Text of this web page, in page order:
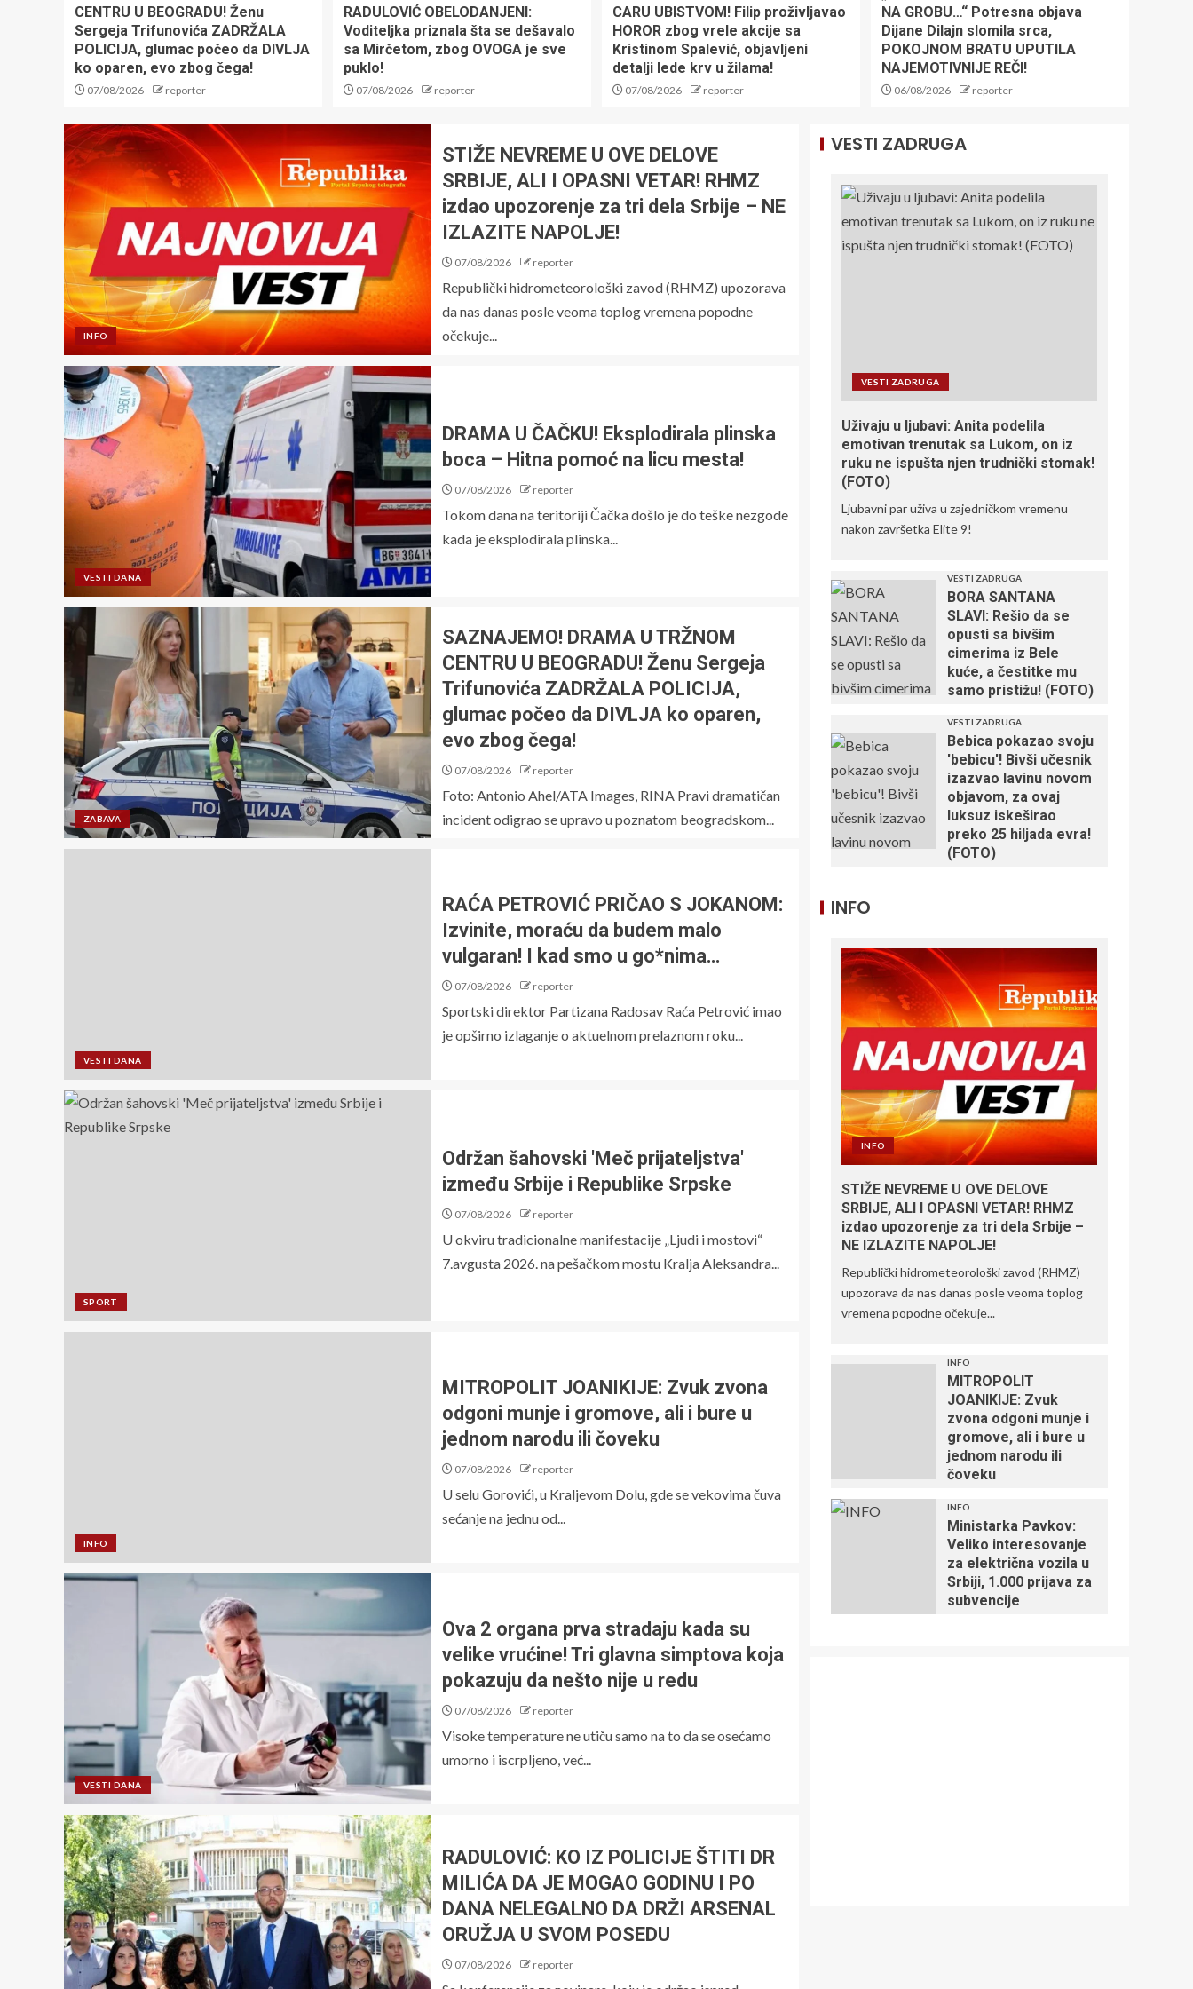
1
Održan šahovski
'Meč prijateljstva'
između Srbije i
Republike Srpske
spektakla 29.
avgusta u Ložionici:
Leo Cvitanović i
Veljko Ražnatović
predvode Balkan
TO JE PRAVI
Najbolji teniser sveta
pregledima, poznato
šta se dešava
5
Kada sport igra za
CENTRU U BEOGRADU! Ženu
Sergeja Trifunovića ZADRŽALA
POLICIJA, glumac počeo da DIVLJA
ko oparen, evo zbog čega!
07/08/2026 reporter
RADULOVIĆ OBELODANJENI:
Voditeljka priznala šta se dešavalo
sa Mirčetom, zbog OVOGA je sve
puklo!
07/08/2026 reporter
CARU UBISTVOM! Filip proživljavao
HOROR zbog vrele akcije sa
Kristinom Spalević, objavljeni
detalji lede krv u žilama!
07/08/2026 reporter
NA GROBU…“ Potresna objava
Dijane Dilajn slomila srca,
POKOJNOM BRATU UPUTILA
NAJEMOTIVNIJE REČI!
06/08/2026 reporter
INFO
STIŽE NEVREME U OVE DELOVE
SRBIJE, ALI I OPASNI VETAR! RHMZ
izdao upozorenje za tri dela Srbije – NE
IZLAZITE NAPOLJE!
07/08/2026 reporter
Republički hidrometeorološki zavod (RHMZ) upozorava
da nas danas posle veoma toplog vremena popodne
očekuje...
VESTI DANA
DRAMA U ČAČKU! Eksplodirala plinska
boca – Hitna pomoć na licu mesta!
07/08/2026 reporter
Tokom dana na teritoriji Čačka došlo je do teške nezgode
kada je eksplodirala plinska...
ZABAVA
SAZNAJEMO! DRAMA U TRŽNOM
CENTRU U BEOGRADU! Ženu Sergeja
Trifunovića ZADRŽALA POLICIJA,
glumac počeo da DIVLJA ko oparen,
evo zbog čega!
07/08/2026 reporter
Foto: Antonio Ahel/ATA Images, RINA Pravi dramatičan
incident odigrao se upravo u poznatom beogradskom...
VESTI DANA
RAĆA PETROVIĆ PRIČAO S JOKANOM:
Izvinite, moraću da budem malo
vulgaran! I kad smo u go*nima…
07/08/2026 reporter
Sportski direktor Partizana Radosav Raća Petrović imao
je opširno izlaganje o aktuelnom prelaznom roku...
SPORT
Održan šahovski 'Meč prijateljstva'
između Srbije i Republike Srpske
07/08/2026 reporter
U okviru tradicionalne manifestacije „Ljudi i mostovi“
7.avgusta 2026. na pešačkom mostu Kralja Aleksandra...
INFO
MITROPOLIT JOANIKIJE: Zvuk zvona
odgoni munje i gromove, ali i bure u
jednom narodu ili čoveku
07/08/2026 reporter
U selu Gorovići, u Kraljevom Dolu, gde se vekovima čuva
sećanje na jednu od...
VESTI DANA
Ova 2 organa prva stradaju kada su
velike vrućine! Tri glavna simptova koja
pokazuju da nešto nije u redu
07/08/2026 reporter
Visoke temperature ne utiču samo na to da se osećamo
umorno i iscrpljeno, već...
RADULOVIĆ: KO IZ POLICIJE ŠTITI DR
MILIĆA DA JE MOGAO GODINU I PO
DANA NELEGALNO DA DRŽI ARSENAL
ORUŽJA U SVOM POSEDU
07/08/2026 reporter
VESTI ZADRUGA
VESTI ZADRUGA
Uživaju u ljubavi: Anita podelila
emotivan trenutak sa Lukom, on iz
ruku ne ispušta njen trudnički stomak!
(FOTO)
Ljubavni par uživa u zajedničkom vremenu
nakon završetka Elite 9!
VESTI ZADRUGA
BORA SANTANA
SLAVI: Rešio da se
opusti sa bivšim
cimerima iz Bele
kuće, a čestitke mu
samo pristižu! (FOTO)
VESTI ZADRUGA
Bebica pokazao svoju
'bebicu'! Bivši učesnik
izazvao lavinu novom
objavom, za ovaj
luksuz iskeširao
preko 25 hiljada evra!
(FOTO)
INFO
INFO
STIŽE NEVREME U OVE DELOVE
SRBIJE, ALI I OPASNI VETAR! RHMZ
izdao upozorenje za tri dela Srbije –
NE IZLAZITE NAPOLJE!
Republički hidrometeorološki zavod (RHMZ)
upozorava da nas danas posle veoma toplog
vremena popodne očekuje...
INFO
MITROPOLIT
JOANIKIJE: Zvuk
zvona odgoni munje i
gromove, ali i bure u
jednom narodu ili
čoveku
INFO
Ministarka Pavkov:
Veliko interesovanje
za električna vozila u
Srbiji, 1.000 prijava za
subvencije